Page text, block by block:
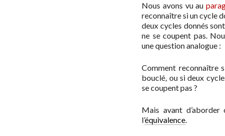
Nous avons vu au
reconnaître si un cycle
deux cycles donnés
ne se coupent pas.
une question analogue :
Comment reconnaître
bouclé, ou si deux
se coupent pas ?
Mais avant
l’équivalence.